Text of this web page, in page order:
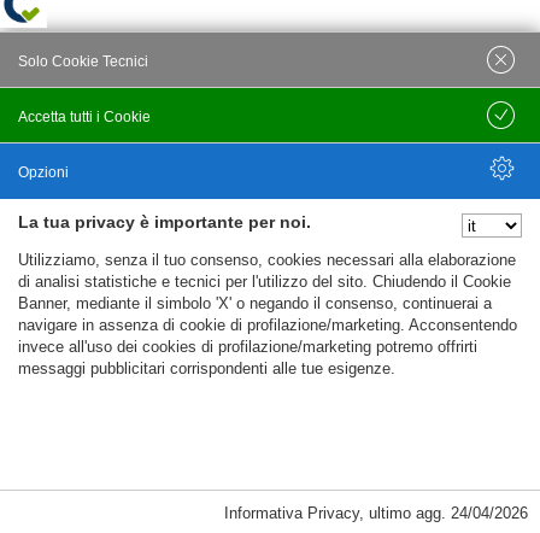
La tua privacy è importante per noi.
Utilizziamo, senza il tuo consenso, cookies necessari alla elaborazione
di analisi statistiche e tecnici per l'utilizzo del sito. Chiudendo il Cookie
Banner, mediante il simbolo 'X' o negando il consenso, continuerai a
navigare in assenza di cookie di profilazione/marketing. Acconsentendo
invece all'uso dei cookies di profilazione/marketing potremo offrirti
messaggi pubblicitari corrispondenti alle tue esigenze.
Cookie Necessari, Tecnici di Sessione
Accetta tutti i Cookie
Solo Cookie Tecnici
Salva
Opzioni
Nascondi Opzioni
Informativa Privacy, ultimo agg. 24/04/2026